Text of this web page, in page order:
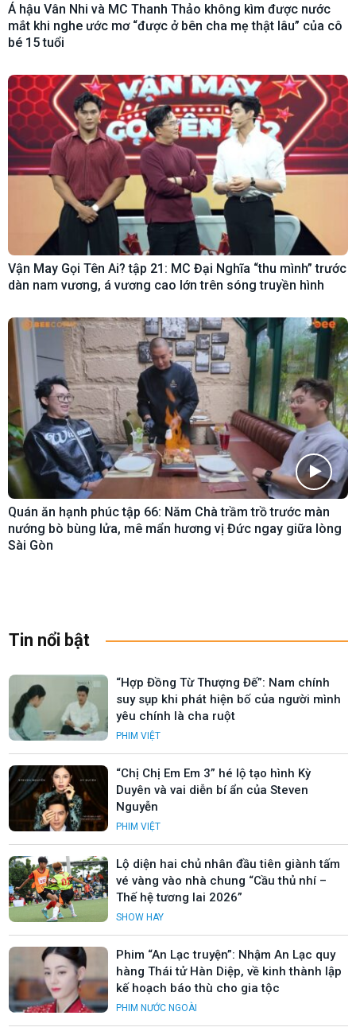
Á hậu Vân Nhi và MC Thanh Thảo không kìm được nước
mắt khi nghe ước mơ “được ở bên cha mẹ thật lâu” của cô
bé 15 tuổi
Vận May Gọi Tên Ai? tập 21: MC Đại Nghĩa “thu mình” trước
dàn nam vương, á vương cao lớn trên sóng truyền hình
Quán ăn hạnh phúc tập 66: Năm Chà trầm trồ trước màn
nướng bò bùng lửa, mê mẩn hương vị Đức ngay giữa lòng
Sài Gòn
Tin nổi bật
“Hợp Đồng Từ Thượng Đế”: Nam chính
suy sụp khi phát hiện bố của người mình
yêu chính là cha ruột
PHIM VIỆT
“Chị Chị Em Em 3” hé lộ tạo hình Kỳ
Duyên và vai diễn bí ẩn của Steven
Nguyễn
PHIM VIỆT
Lộ diện hai chủ nhân đầu tiên giành tấm
vé vàng vào nhà chung “Cầu thủ nhí –
Thế hệ tương lai 2026”
SHOW HAY
Phim “An Lạc truyện”: Nhậm An Lạc quy
hàng Thái tử Hàn Diệp, về kinh thành lập
kế hoạch báo thù cho gia tộc
PHIM NƯỚC NGOÀI